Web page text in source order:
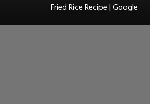
Fried Rice Recipe | Google